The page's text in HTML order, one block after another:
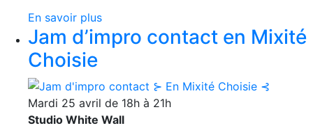
En savoir plus
Jam d’impro contact en Mixité
Choisie
Mardi 25 avril de 18h à 21h
Studio White Wall